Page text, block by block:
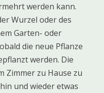
werden kann.
Wurzel oder des
Garten- oder
die neue Pflanze
werden. Die
Zimmer zu Hause zu
und wieder etwas